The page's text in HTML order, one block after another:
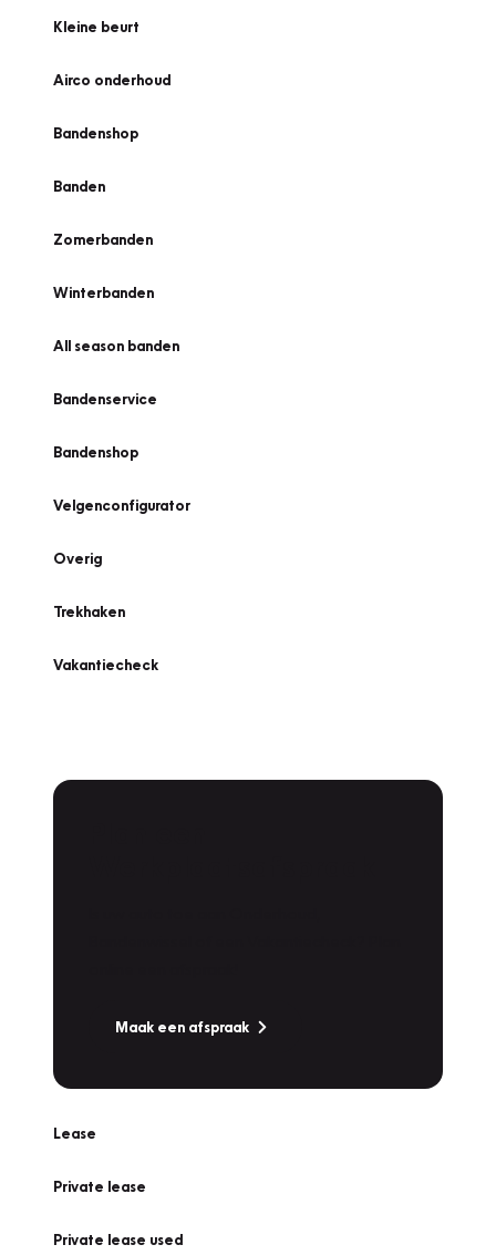
Kleine beurt
Airco onderhoud
Bandenshop
Banden
Zomerbanden
Winterbanden
All season banden
Bandenservice
Bandenshop
Velgenconfigurator
Overig
Trekhaken
Vakantiecheck
Maak een afspraak
Lease
Private lease
Private lease used